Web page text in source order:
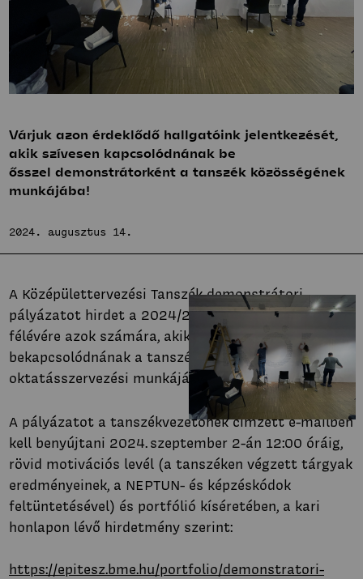
Bemutatkozás
Hírek
Projektek
Hallgatói tervek
Publikációk
Munkatársak
Fenntartható
közösségek
Stúdió
Hírek
Projektek
Hallgatói tervek
Publikációk
Munkatársak
Innovatív
terek
Stúdió
Hírek
Publikációk
TDK
Munkatársak
Várjuk azon érdeklődő hallgatóink jelentkezését,
akik szívesen kapcsolódnának be
ősszel demonstrátorként a tanszék közösségének
munkájába!
2024. augusztus 14.
A Középülettervezési Tanszék demonstrátori
pályázatot hirdet a 2024/2025-ös tanév őszi
félévére azok számára, akik szívesen
bekapcsolódnának a tanszék és stúdióinak
oktatásszervezési munkájába.
A pályázatot a tanszékvezetőnek címzett e-mailben
kell benyújtani 2024. szeptember 2-án 12:00 óráig,
rövid motivációs levél (a tanszéken végzett tárgyak
eredményeinek, a NEPTUN- és képzéskódok
feltüntetésével) és portfólió kíséretében, a kari
honlapon lévő hirdetmény szerint:
https://epitesz.bme.hu/portfolio/demonstratori-